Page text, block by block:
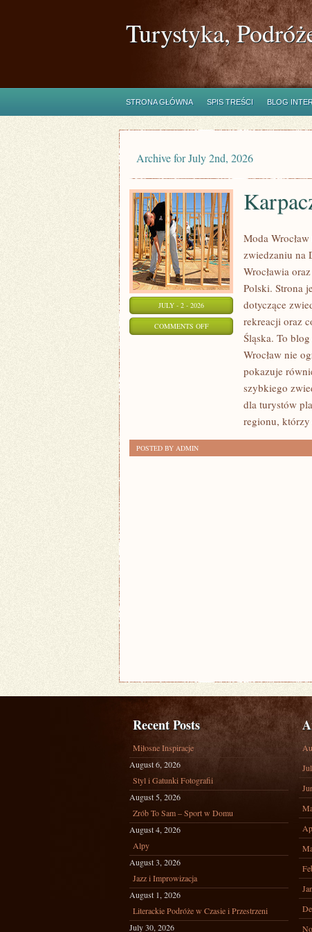
Turystyka,
STRONA GŁÓWNA SPIS TREŚCI BLOG
Archive for July 2nd, 2026
JULY - 2 - 2026
COMMENTS OFFON
Moda
zwiedzaniu na
Wrocławia
Polski. Strona
dotyczące
rekreacji oraz
Śląska. To
Wrocław nie
pokazuje
szybkiego
dla turystów
regionu, którzy
POSTED BY ADMIN
Recent Posts
Miłosne Inspiracje
August 6, 2026
Styl i Gatunki Fotografii
August 5, 2026
Zrób To Sam – Sport w Domu
August 4, 2026
Alpy
August 3, 2026
Jazz i Improwizacja
August 1, 2026
Literackie Podróże w Czasie i Przestrzeni
July 30, 2026